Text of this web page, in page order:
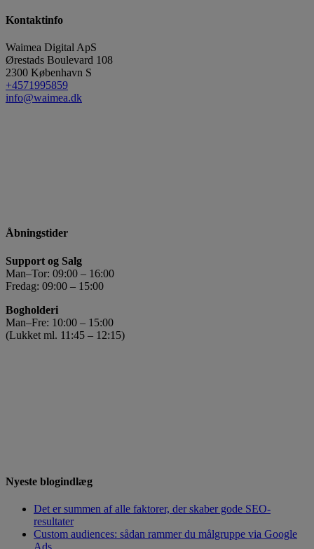
Kontaktinfo
Waimea Digital ApS
Ørestads Boulevard 108
2300 København S
+4571995859
info@waimea.dk
Åbningstider
Support og Salg
Man–Tor: 09:00 – 16:00
Fredag: 09:00 – 15:00
Bogholderi
Man–Fre: 10:00 – 15:00
(Lukket ml. 11:45 – 12:15)
Nyeste blogindlæg
Det er summen af alle faktorer, der skaber gode SEO-
resultater
Custom audiences: sådan rammer du målgruppe via Google